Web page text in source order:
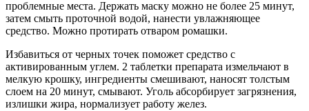
проблемные места. Держать маску можно не более 25 минут,
затем смыть проточной водой, нанести увлажняющее
средство. Можно протирать отваром ромашки.
Избавиться от черных точек поможет средство с
активированным углем. 2 таблетки препарата измельчают в
мелкую крошку, ингредиенты смешивают, наносят толстым
слоем на 20 минут, смывают. Уголь абсорбирует загрязнения,
излишки жира, нормализует работу желез.